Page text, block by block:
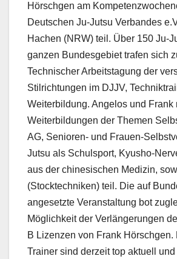
Hörschgen am
Deutschen Ju-Jutsu Verbandes
Hachen (NRW) teil. Über 150 Ju-
ganzen Bundesgebiet trafen sich
Technischer Arbeitstagung der
Stilrichtungen im DJJV,
Weiterbildung. Angelos und Frank
Weiterbildungen der Themen
AG, Senioren- und Frauen-
Jutsu als Schulsport, Kyusho-
aus der chinesischen Medizin,
(Stocktechniken) teil. Die auf
angesetzte Veranstaltung bot
Möglichkeit der Verlängerungen
B Lizenzen von Frank
Trainer sind derzeit top aktuell